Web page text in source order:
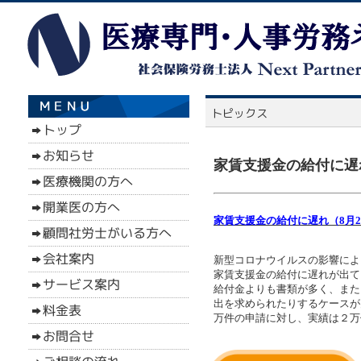
家賃支援金の給付に
家賃支援金の給付に遅れ（8月
新型コロナウイルスの影響に
家賃支援金の給付に遅れが出
給付金よりも書類が多く、ま
出を求められたりするケース
万件の申請に対し、実績は２